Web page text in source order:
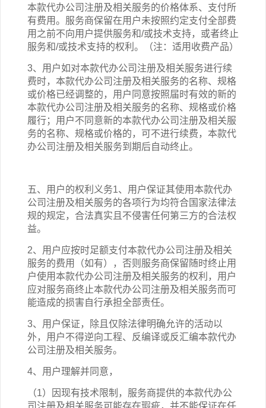
本款代办公司注册及相关服务的价格体系、支付所
有费用。服务商保留在用户未按照约定支付全部费
用之前不向用户提供服务和/或技术支持，或者终止
服务和/或技术支持的权利。（注：适用收费产品）
3、用户如对本款代办公司注册及相关服务进行续
费时，本款代办公司注册及相关服务的名称、规格
或价格已经调整的，用户同意按照届时有效的新的
本款代办公司注册及相关服务的名称、规格或价格
履行；用户不同意新的本款代办公司注册及相关服
务的名称、规格或价格的，可不进行续费，本款代
办公司注册及相关服务到期后自动终止。
五、用户的权利义务1、用户保证其使用本款代办
公司注册及相关服务的各项行为均符合国家法律法
规的规定，合法真实且不侵害任何第三方的合法权
益。
2、用户应按时足额支付本款代办公司注册及相关
服务的费用（如有），否则服务商保留随时终止用
户使用本款代办公司注册及相关服务的权利，用户
应对服务商终止本款代办公司注册及相关服务而可
能造成的损害自行承担全部责任。
3、用户保证，除且仅除法律明确允许的活动以
外，用户不得逆向工程、反编译或反汇编本款代办
公司注册及相关服务。
4、用户理解并同意，
（1）因现有技术限制，服务商提供的本款代办公
司注册及相关服务可能存在瑕疵，并不能保证在任